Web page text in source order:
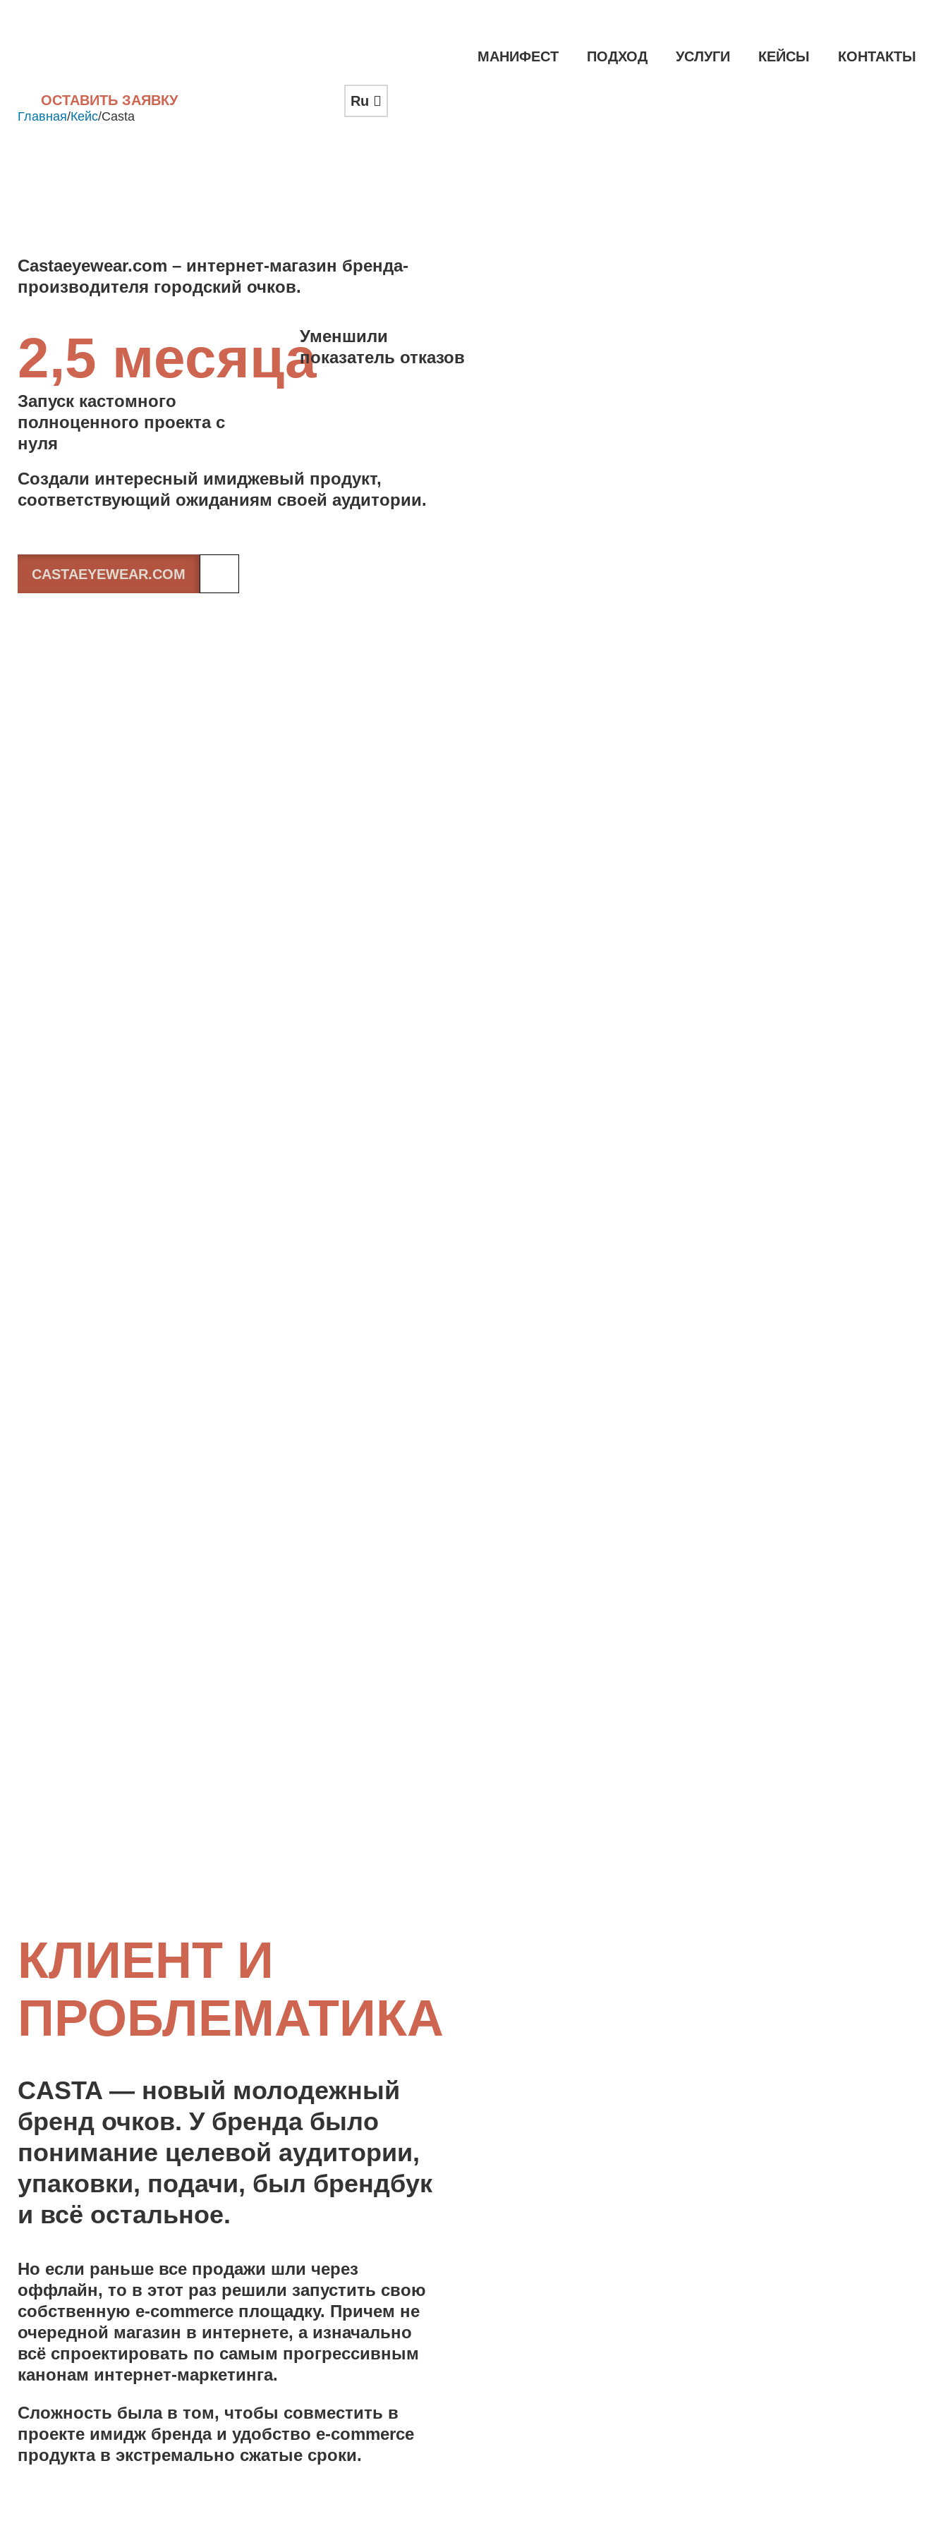
МАНИФЕСТ ПОДХОД УСЛУГИ КЕЙСЫ КОНТАКТЫ
ОСТАВИТЬ ЗАЯВКУ Ru
Главная/Кейс/Casta
Сastaeyewear.com – интернет-магазин бренда-
производителя городский очков.
2,5 месяца
Запуск кастомного
полноценного проекта с
нуля
Уменшили
показатель отказов
Создали интересный имиджевый продукт,
соответствующий ожиданиям своей аудитории.
CASTAEYEWEAR.COM
КЛИЕНТ И
ПРОБЛЕМАТИКА
CASTA — новый молодежный
бренд очков. У бренда было
понимание целевой аудитории,
упаковки, подачи, был брендбук
и всё остальное.
Но если раньше все продажи шли через
оффлайн, то в этот раз решили запустить свою
собственную e-commerce площадку. Причем не
очередной магазин в интернете, а изначально
всё спроектировать по самым прогрессивным
канонам интернет-маркетинга.
Сложность была в том, чтобы совместить в
проекте имидж бренда и удобство e-commerce
продукта в экстремально сжатые сроки.